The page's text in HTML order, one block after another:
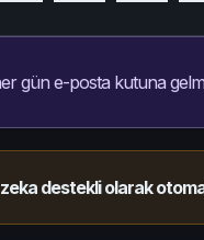
gün e-posta kutuna
destekli olarak